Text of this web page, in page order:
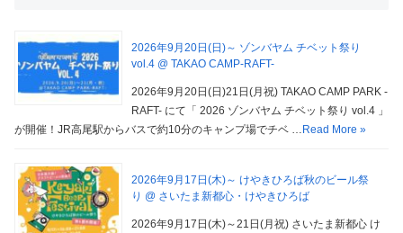
2026年9月20日(日)～ ゾンバヤム チベット祭り
vol.4 @ TAKAO CAMP-RAFT-
2026年9月20日(日)21日(月祝) TAKAO CAMP PARK -
RAFT- にて「 2026 ゾンバヤム チベット祭り vol.4 」
が開催！JR高尾駅からバスで約10分のキャンプ場でチベ … Read More »
2026年9月17日(木)～ けやきひろば秋のビール祭
り @ さいたま新都心・けやきひろば
2026年9月17日(木)～21日(月祝) さいたま新都心 け